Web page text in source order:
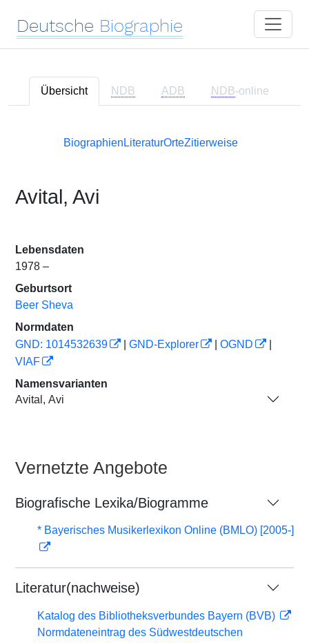
Deutsche Biographie
Übersicht NDB ADB NDB-online
Biographien LiteraturOrteZitierweise
Avital, Avi
Lebensdaten
1978 –
Geburtsort
Beer Sheva
Normdaten
GND: 1014532639
GND-Explorer OGND
VIAF
Namensvarianten
Avital, Avi
Vernetzte Angebote
Biografische Lexika/Biogramme
* Bayerisches Musikerlexikon Online (BMLO) [2005-]
Literatur(nachweise)
Katalog des Bibliotheksverbundes Bayern (BVB)
Normdateneintrag des Südwestdeutschen